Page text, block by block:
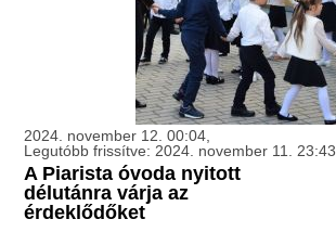
2024. november 12. 00:04,
Legutóbb frissítve: 2024. november 11. 23:43
A Piarista óvoda nyitott
délutánra várja az
érdeklődőket